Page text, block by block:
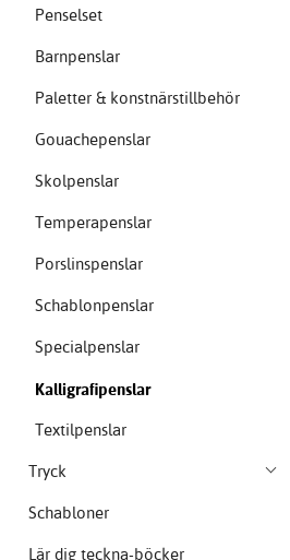
Penselset
Barnpenslar
Paletter & konstnärstillbehör
Gouachepenslar
Skolpenslar
Temperapenslar
Porslinspenslar
Schablonpenslar
Specialpenslar
Kalligrafipenslar
Textilpenslar
Tryck
Schabloner
Lär dig teckna-böcker